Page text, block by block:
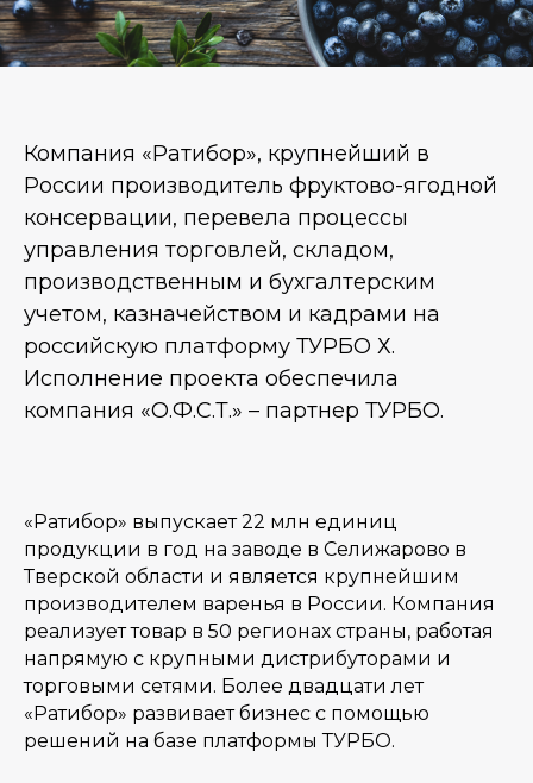
Компания «Ратибор», крупнейший в
России производитель фруктово-ягодной
консервации, перевела процессы
управления торговлей, складом,
производственным и бухгалтерским
учетом, казначейством и кадрами на
российскую платформу ТУРБО Х.
Исполнение проекта обеспечила
компания «О.Ф.С.Т.» – партнер ТУРБО.
«Ратибор» выпускает 22 млн единиц
продукции в год на заводе в Селижарово в
Тверской области и является крупнейшим
производителем варенья в России. Компания
реализует товар в 50 регионах страны, работая
напрямую с крупными дистрибуторами и
торговыми сетями. Более двадцати лет
«Ратибор» развивает бизнес с помощью
решений на базе платформы ТУРБО.